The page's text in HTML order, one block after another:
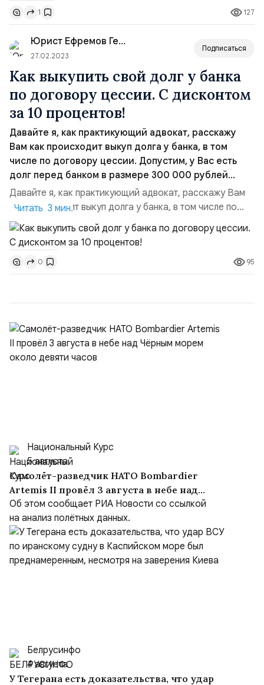
Вот и стали думать дяди, Как нас сокрушить, И
придумали те ляди, Клин меж нами вбить. Кто-то,
сильно умный видно, Им там...
1 127
Юрист Ефремов Геннадий Геннадь...
27.02.2023
Подписаться
Как выкупить свой долг у банка
по договору цессии. С дисконтом
за 10 процентов!
Давайте я, как практикующий адвокат, расскажу
Вам как происходит выкуп долга у банка, в том
числе по договору цессии. Допустим, у Вас есть
долг перед банком в размере 300 000 рублей...
Давайте я, как практикующий адвокат, расскажу Вам
как происходит выкуп долга у банка, в том числе по
договору цессии. Допустим, у Вас есть долг перед
банком в размере 300 тыс. рублей. Вы не платите
кредит, банк вначале Вас достаёт звонками или
продаёт долг коллекторам. Потом, возможно, банк или
коллекторы подают иск на Вас в суд или получают
Читать 3 мин.
0 95
Национальный Курс
5 августа
Самолёт-разведчик НАТО Bombardier
Artemis II провёл 3 августа в небе над
Чёрным морем около девяти часов
Об этом сообщает РИА Новости со ссылкой
на анализ полётных данных.
Белрусинфо
4 августа
У Тегерана есть доказательства, что удар